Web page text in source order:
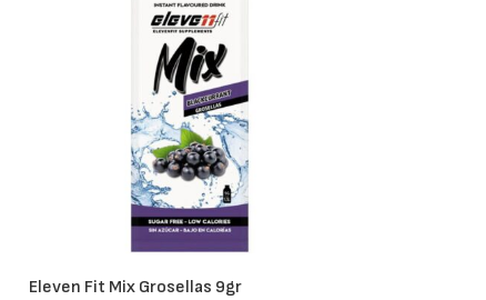
Eleven Fit Mix Grosellas 9gr